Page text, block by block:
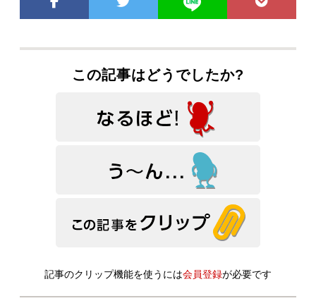
この記事はどうでしたか?
記事のクリップ機能を使うには会員登録が必要です